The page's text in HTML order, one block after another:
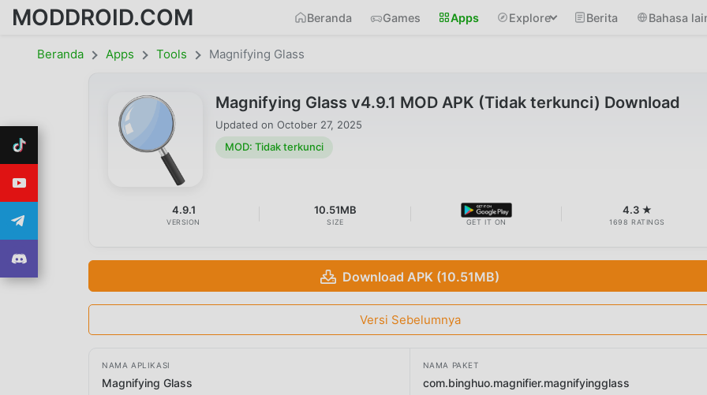
MODDROID.COM Beranda Games Apps Explore Berita Bahasa
Beranda Apps Tools Magnifying Glass
Magnifying Glass v4.9.1 MOD APK (Tidak terkunci) Download
Updated on October 27, 2025
MOD: Tidak terkunci
4.9.1
VERSION
10.51MB
SIZE GET IT ON
4.3 ★
1698 RATINGS
Download APK (10.51MB)
Versi Sebelumnya
NAMA APLIKASI
Magnifying Glass
NAMA PAKET
com.binghuo.magnifier.magnifyingglass